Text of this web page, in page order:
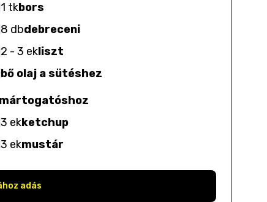
1 tkbors
8 dbdebreceni
2 - 3 ekliszt
bő olaj a sütéshez
3 ekketchup
3 ekmustár
adás